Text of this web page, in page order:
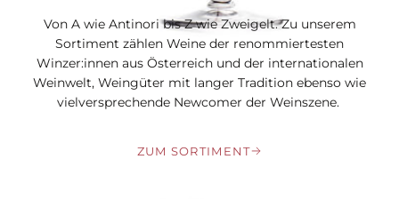
Von A wie Antinori bis Z wie Zweigelt. Zu unserem
Sortiment zählen Weine der renommiertesten
Winzer:innen aus Österreich und der internationalen
Weinwelt, Weingüter mit langer Tradition ebenso wie
vielversprechende Newcomer der Weinszene.
ZUM SORTIMENT